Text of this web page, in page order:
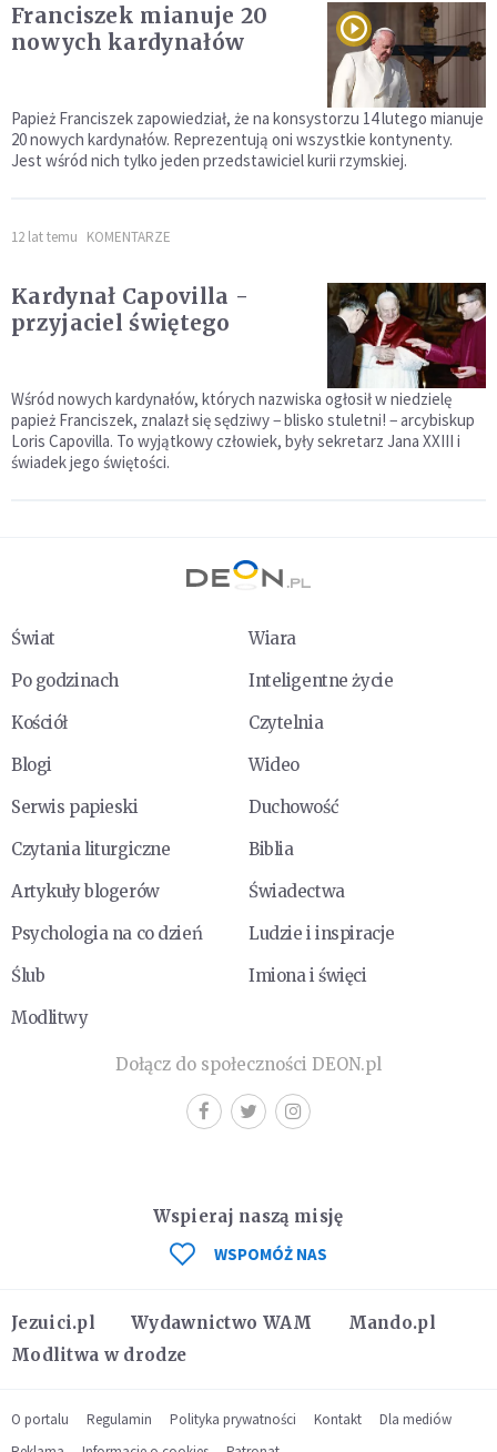
Franciszek mianuje 20
nowych kardynałów
Papież Franciszek zapowiedział, że na konsystorzu 14 lutego mianuje
20 nowych kardynałów. Reprezentują oni wszystkie kontynenty.
Jest wśród nich tylko jeden przedstawiciel kurii rzymskiej.
12 lat temu KOMENTARZE
Kardynał Capovilla -
przyjaciel świętego
Wśród nowych kardynałów, których nazwiska ogłosił w niedzielę
papież Franciszek, znalazł się sędziwy − blisko stuletni! − arcybiskup
Loris Capovilla. To wyjątkowy człowiek, były sekretarz Jana XXIII i
świadek jego świętości.
Świat
Wiara
Po godzinach
Inteligentne życie
Kościół
Czytelnia
Blogi
Wideo
Serwis papieski
Duchowość
Czytania liturgiczne
Biblia
Artykuły blogerów
Świadectwa
Psychologia na co dzień
Ludzie i inspiracje
Ślub
Imiona i święci
Modlitwy
Dołącz do społeczności DEON.pl
Jezuici.pl Wydawnictwo WAM
Mando.pl
Modlitwa w drodze
Wspieraj naszą misję
WSPOMÓŻ NAS
O portalu Regulamin Polityka prywatności Kontakt
Dla mediów